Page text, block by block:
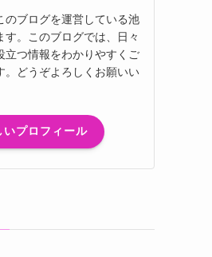
のブログを運営している池
す。このブログでは、日々
立つ情報をわかりやすくご
。どうぞよろしくお願いい
いプロフィール